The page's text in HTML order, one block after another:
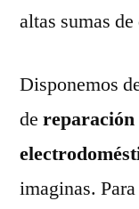
altas sumas
Disponemos
de reparación
imaginas.